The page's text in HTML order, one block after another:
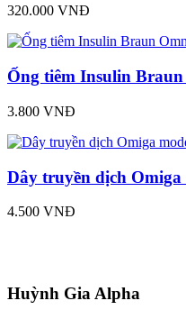
320.000 VNĐ
Ống tiêm Insulin
3.800 VNĐ
Dây truyền dịch Omiga
4.500 VNĐ
Huỳnh Gia Alpha